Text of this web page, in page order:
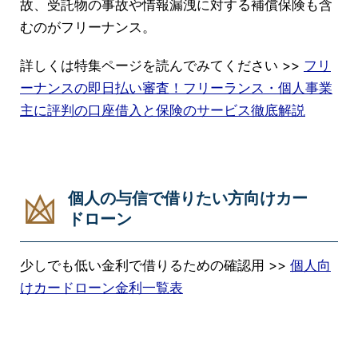
故、受託物の事故や情報漏洩に対する補償保険も含
むのがフリーナンス。
詳しくは特集ページを読んでみてください >> フリ
ーナンスの即日払い審査！フリーランス・個人事業
主に評判の口座借入と保険のサービス徹底解説
個人の与信で借りたい方向けカー
ドローン
少しでも低い金利で借りるための確認用 >> 個人向
けカードローン金利一覧表